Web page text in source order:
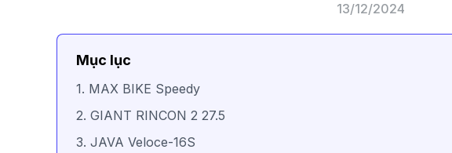
13/12/2024
Mục lục
1. MAX BIKE Speedy
2. GIANT RINCON 2 27.5
3. JAVA Veloce-16S